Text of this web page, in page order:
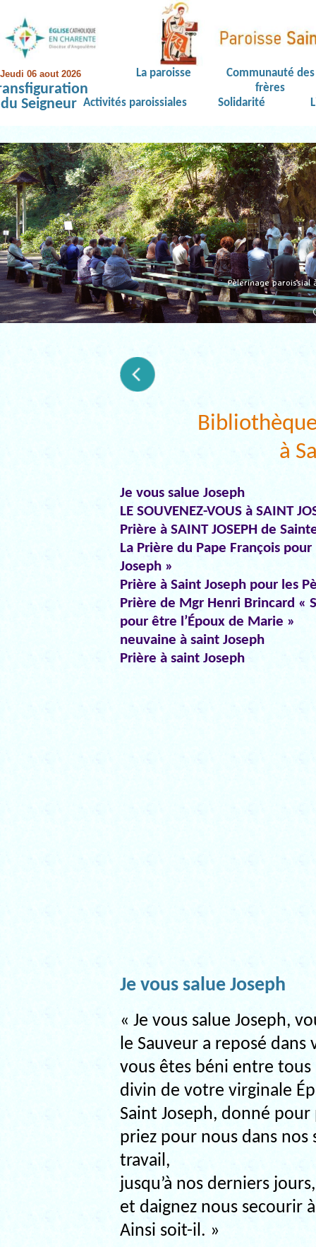
Jeudi 06 aout 2026
du Seigneur
La paroisse
Communauté des
frères
Activités paroissiales
Solidarité
Pèlerinage
à
Je vous salue Joseph
LE SOUVENEZ-VOUS à SAINT
Prière à SAINT JOSEPH de
La Prière du Pape François
Joseph »
Prière à Saint Joseph pour les
Prière de Mgr Henri Brincard «
pour être l’Époux de Marie »
neuvaine à saint Joseph
Prière à saint Joseph
Je vous salue Joseph
« Je vous salue Joseph,
le Sauveur a reposé dans
vous êtes béni entre tous
divin de votre virginale
Saint Joseph, donné pour
priez pour nous dans
travail,
jusqu’à nos derniers jours,
et daignez nous secourir
Ainsi soit-il. »